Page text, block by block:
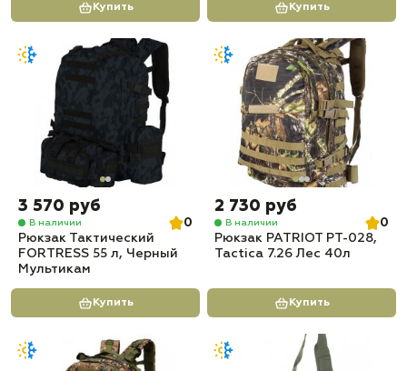
Купить Купить
3 570 руб
В наличии
0
Рюкзак Тактический
FORTRESS 55 л, Черный
Мультикам
Купить
2 730 руб
В наличии
0
Рюкзак PATRIOT РТ-028,
Tactica 7.26 Лес 40л
Купить